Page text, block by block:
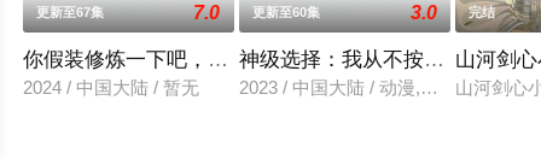
更新至67集 7.0
你假装修炼一下吧，球球了
2024 / 中国大陆 / 暂无
更新至60集 3.0
神级选择：我从不按套路变强
2023 / 中国大陆 / 动漫,国产动漫
完结
山河剑
山河剑心